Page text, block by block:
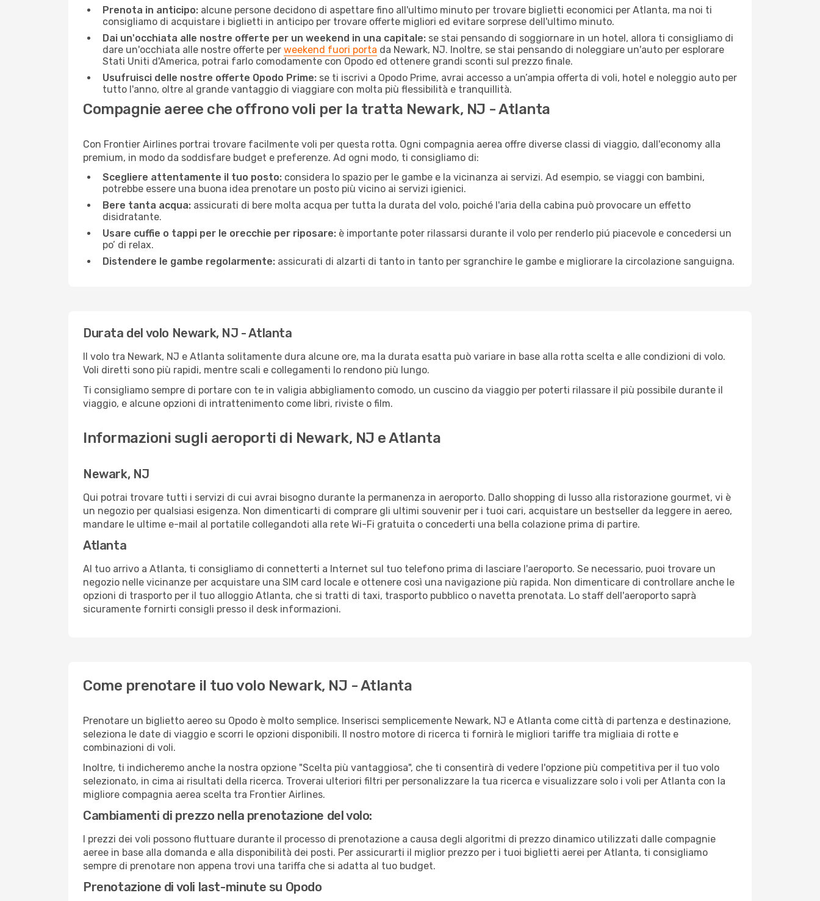
Prenota in anticipo: alcune persone decidono di aspettare fino all'ultimo minuto per trovare biglietti economici per Atlanta, ma noi ti
consigliamo di acquistare i biglietti in anticipo per trovare offerte migliori ed evitare sorprese dell'ultimo minuto.
Dai un'occhiata alle nostre offerte per un weekend in una capitale: se stai pensando di soggiornare in un hotel, allora ti consigliamo di
dare un'occhiata alle nostre offerte per weekend fuori porta da Newark, NJ. Inoltre, se stai pensando di noleggiare un'auto per esplorare
Stati Uniti d'America, potrai farlo comodamente con Opodo ed ottenere grandi sconti sul prezzo finale.
Usufruisci delle nostre offerte Opodo Prime: se ti iscrivi a Opodo Prime, avrai accesso a un’ampia offerta di voli, hotel e noleggio auto per
tutto l'anno, oltre al grande vantaggio di viaggiare con molta più flessibilità e tranquillità.
Compagnie aeree che offrono voli per la tratta Newark, NJ - Atlanta
Con Frontier Airlines portrai trovare facilmente voli per questa rotta. Ogni compagnia aerea offre diverse classi di viaggio, dall'economy alla
premium, in modo da soddisfare budget e preferenze. Ad ogni modo, ti consigliamo di:
Scegliere attentamente il tuo posto: considera lo spazio per le gambe e la vicinanza ai servizi. Ad esempio, se viaggi con bambini,
potrebbe essere una buona idea prenotare un posto più vicino ai servizi igienici.
Bere tanta acqua: assicurati di bere molta acqua per tutta la durata del volo, poiché l'aria della cabina può provocare un effetto
disidratante.
Usare cuffie o tappi per le orecchie per riposare: è importante poter rilassarsi durante il volo per renderlo piú piacevole e concedersi un
po’ di relax.
Distendere le gambe regolarmente: assicurati di alzarti di tanto in tanto per sgranchire le gambe e migliorare la circolazione sanguigna.
Durata del volo Newark, NJ - Atlanta
Il volo tra Newark, NJ e Atlanta solitamente dura alcune ore, ma la durata esatta può variare in base alla rotta scelta e alle condizioni di volo.
Voli diretti sono più rapidi, mentre scali e collegamenti lo rendono più lungo.
Ti consigliamo sempre di portare con te in valigia abbigliamento comodo, un cuscino da viaggio per poterti rilassare il più possibile durante il
viaggio, e alcune opzioni di intrattenimento come libri, riviste o film.
Informazioni sugli aeroporti di Newark, NJ e Atlanta
Newark, NJ
Qui potrai trovare tutti i servizi di cui avrai bisogno durante la permanenza in aeroporto. Dallo shopping di lusso alla ristorazione gourmet, vi è
un negozio per qualsiasi esigenza. Non dimenticarti di comprare gli ultimi souvenir per i tuoi cari, acquistare un bestseller da leggere in aereo,
mandare le ultime e-mail al portatile collegandoti alla rete Wi-Fi gratuita o concederti una bella colazione prima di partire.
Atlanta
Al tuo arrivo a Atlanta, ti consigliamo di connetterti a Internet sul tuo telefono prima di lasciare l'aeroporto. Se necessario, puoi trovare un
negozio nelle vicinanze per acquistare una SIM card locale e ottenere così una navigazione più rapida. Non dimenticare di controllare anche le
opzioni di trasporto per il tuo alloggio Atlanta, che si tratti di taxi, trasporto pubblico o navetta prenotata. Lo staff dell'aeroporto saprà
sicuramente fornirti consigli presso il desk informazioni.
Come prenotare il tuo volo Newark, NJ - Atlanta
Prenotare un biglietto aereo su Opodo è molto semplice. Inserisci semplicemente Newark, NJ e Atlanta come città di partenza e destinazione,
seleziona le date di viaggio e scorri le opzioni disponibili. Il nostro motore di ricerca ti fornirà le migliori tariffe tra migliaia di rotte e
combinazioni di voli.
Inoltre, ti indicheremo anche la nostra opzione "Scelta più vantaggiosa", che ti consentirà di vedere l'opzione più competitiva per il tuo volo
selezionato, in cima ai risultati della ricerca. Troverai ulteriori filtri per personalizzare la tua ricerca e visualizzare solo i voli per Atlanta con la
migliore compagnia aerea scelta tra Frontier Airlines.
Cambiamenti di prezzo nella prenotazione del volo:
I prezzi dei voli possono fluttuare durante il processo di prenotazione a causa degli algoritmi di prezzo dinamico utilizzati dalle compagnie
aeree in base alla domanda e alla disponibilità dei posti. Per assicurarti il miglior prezzo per i tuoi biglietti aerei per Atlanta, ti consigliamo
sempre di prenotare non appena trovi una tariffa che si adatta al tuo budget.
Prenotazione di voli last-minute su Opodo